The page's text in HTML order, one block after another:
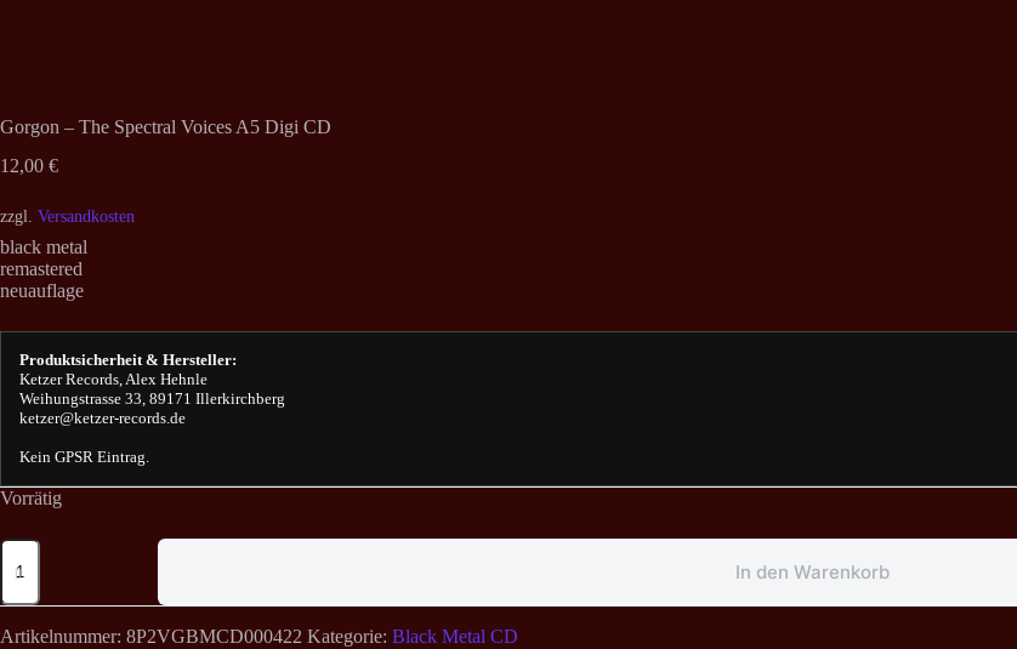
Gorgon – The Spectral Voices A5 Digi CD
12,00 €
zzgl. Versandkosten
black metal
remastered
neuauflage
Produktsicherheit & Hersteller:
Ketzer Records, Alex Hehnle
Weihungstrasse 33, 89171 Illerkirchberg
ketzer@ketzer-records.de
Kein GPSR Eintrag.
Vorrätig
Gorgon
Spectral
Voices
In den Warenkorb
Artikelnummer: 8P2VGBMCD000422 Kategorie: Black Metal CD